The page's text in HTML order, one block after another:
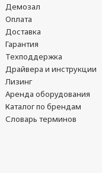
Демозал
Оплата
Доставка
Гарантия
Техподдержка
Драйвера и инструкции
Лизинг
Аренда оборудования
Каталог по брендам
Словарь терминов